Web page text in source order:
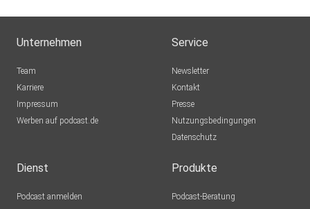
Unternehmen
Team
Karriere
Impressum
Werben auf podcast.de
Service
Newsletter
Kontakt
Presse
Nutzungsbedingungen
Datenschutz
Dienst
Podcast anmelden
Produkte
Podcast-Beratung